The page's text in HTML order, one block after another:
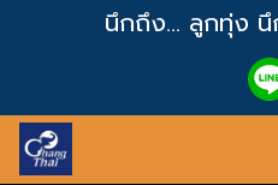
นึกถึง... ลูกทุ่ง